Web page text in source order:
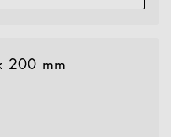
200 mm